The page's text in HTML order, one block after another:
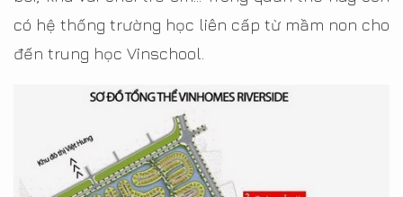
có hệ thống trường học liên cấp từ mầm non cho
đến trung học Vinschool.